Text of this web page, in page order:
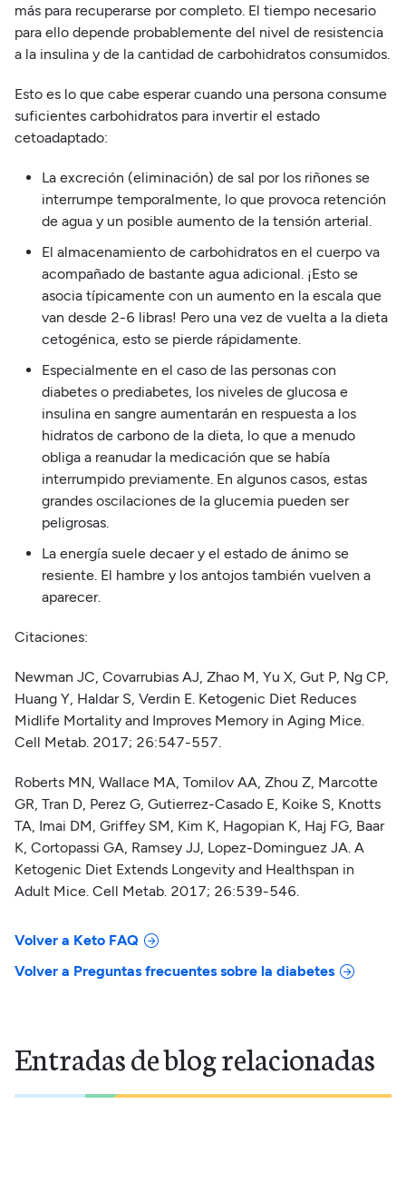
más para recuperarse por completo. El tiempo necesario
para ello depende probablemente del nivel de resistencia
a la insulina y de la cantidad de carbohidratos consumidos.
Esto es lo que cabe esperar cuando una persona consume
suficientes carbohidratos para invertir el estado
cetoadaptado:
La excreción (eliminación) de sal por los riñones se
interrumpe temporalmente, lo que provoca retención
de agua y un posible aumento de la tensión arterial.
El almacenamiento de carbohidratos en el cuerpo va
acompañado de bastante agua adicional. ¡Esto se
asocia típicamente con un aumento en la escala que
van desde 2-6 libras! Pero una vez de vuelta a la dieta
cetogénica, esto se pierde rápidamente.
Especialmente en el caso de las personas con
diabetes o prediabetes, los niveles de glucosa e
insulina en sangre aumentarán en respuesta a los
hidratos de carbono de la dieta, lo que a menudo
obliga a reanudar la medicación que se había
interrumpido previamente. En algunos casos, estas
grandes oscilaciones de la glucemia pueden ser
peligrosas.
La energía suele decaer y el estado de ánimo se
resiente. El hambre y los antojos también vuelven a
aparecer.
Citaciones:
Newman JC, Covarrubias AJ, Zhao M, Yu X, Gut P, Ng CP,
Huang Y, Haldar S, Verdin E. Ketogenic Diet Reduces
Midlife Mortality and Improves Memory in Aging Mice.
Cell Metab. 2017; 26:547-557.
Roberts MN, Wallace MA, Tomilov AA, Zhou Z, Marcotte
GR, Tran D, Perez G, Gutierrez-Casado E, Koike S, Knotts
TA, Imai DM, Griffey SM, Kim K, Hagopian K, Haj FG, Baar
K, Cortopassi GA, Ramsey JJ, Lopez-Dominguez JA. A
Ketogenic Diet Extends Longevity and Healthspan in
Adult Mice. Cell Metab. 2017; 26:539-546.
Volver a Keto FAQ
Volver a Preguntas frecuentes sobre la diabetes
Entradas de blog relacionadas